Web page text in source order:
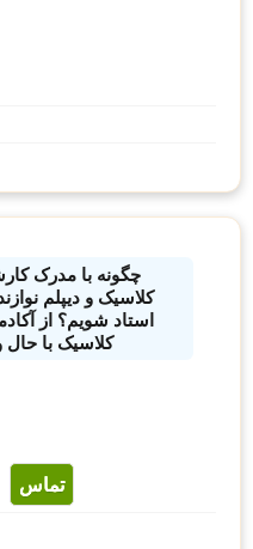
چگونه با مدرک
کلاسیک و دیپلم
استاد شویم؟ از
کلاسیک با
تماس